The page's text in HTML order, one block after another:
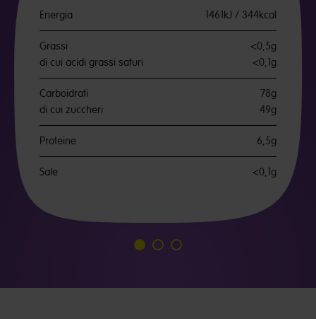
Energia 1461kJ / 344kcal
Grassi
<0,5g
di cui acidi grassi saturi
<0,1g
Carboidrati
78g
di cui zuccheri
49g
Proteine 6,5g
Sale <0,1g
Vai
1
Vai
2
Vai
3